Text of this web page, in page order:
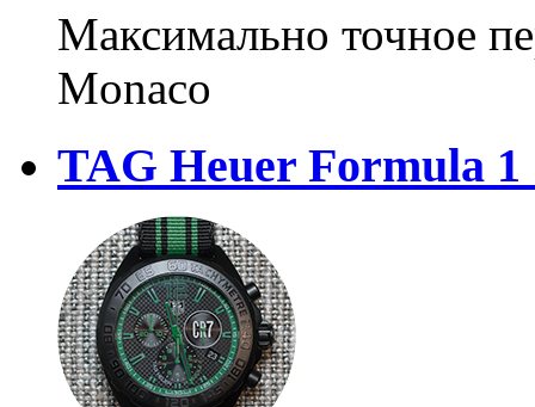
Максимально точное
Monaco
TAG Heuer Formula